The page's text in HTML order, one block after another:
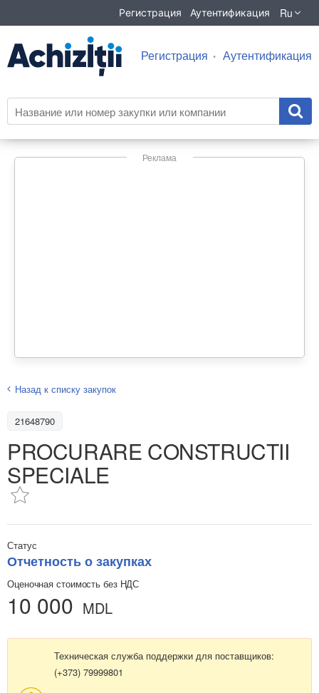
Регистрация Аутентификация Ru
Регистрация Аутентификация
Реклама
Назад к списку закупок
21648790
PROCURARE CONSTRUCTII
SPECIALE
Статус
Отчетность о закупках
Оценочная стоимость без НДС
10 000 MDL
Техническая служба поддержки для поставщиков:
(+373) 79999801